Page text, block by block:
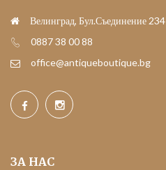
Велинград, Бул.Съединение 234
0887 38 00 88
office@antiqueboutique.bg
ЗА НАС